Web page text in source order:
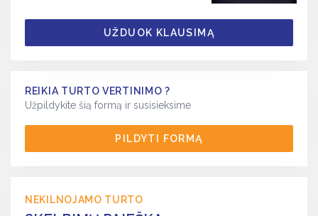
UŽDUOK KLAUSIMĄ
REIKIA TURTO VERTINIMO ?
Užpildykite šią formą ir susisieksime
PILDYTI FORMĄ
NEKILNOJAMO TURTO